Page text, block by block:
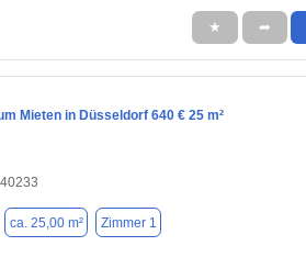
★ ➦
Mieten in Düsseldorf 640 € 25 m²
ca. 25,00 m² Zimmer 1